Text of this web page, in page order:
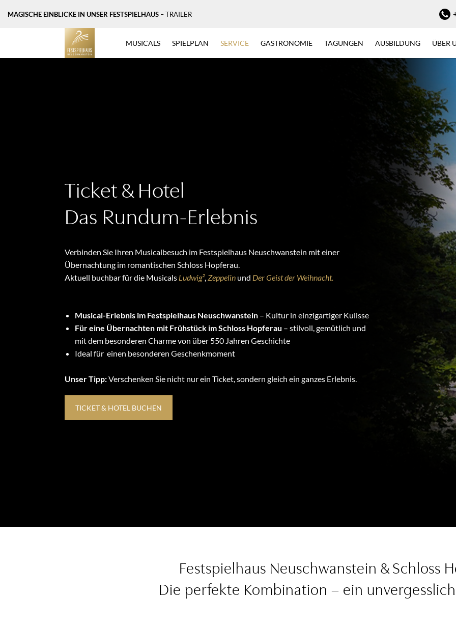
MAGISCHE EINBLICKE IN UNSER FESTSPIELHAUS – TRAILER
MUSICALS SPIELPLAN SERVICE GASTRONOMIE TAGUNGEN AUSBILDUNG ÜBER
Ticket & Hotel
Das Rundum-Erlebnis
Verbinden Sie Ihren Musicalbesuch im Festspielhaus Neuschwanstein mit einer
Übernachtung im romantischen Schloss Hopferau.
Aktuell buchbar für die Musicals Ludwig²,Zeppelin und Der Geist der Weihnacht.
Musical-Erlebnis im Festspielhaus Neuschwanstein – Kultur in einzigartiger Kulisse
Für eine Übernachten mit Frühstück im Schloss Hopferau – stilvoll, gemütlich und
mit dem besonderen Charme von über 550 Jahren Geschichte
Ideal für einen besonderen Geschenkmoment
Unser Tipp:Verschenken Sie nicht nur ein Ticket, sondern gleich ein ganzes Erlebnis.
TICKET & HOTEL BUCHEN
Festspielhaus Neuschwanstein & Schloss
Die perfekte Kombination – ein